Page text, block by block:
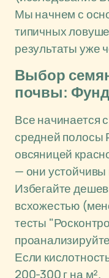
Мы начнем с
типичных
результаты уже
Выбор
почвы:
Все начинается
средней полосы
овсяницей
— они устойчивы
Избегайте
всхожестью
тесты
Если
200-300 г на м².